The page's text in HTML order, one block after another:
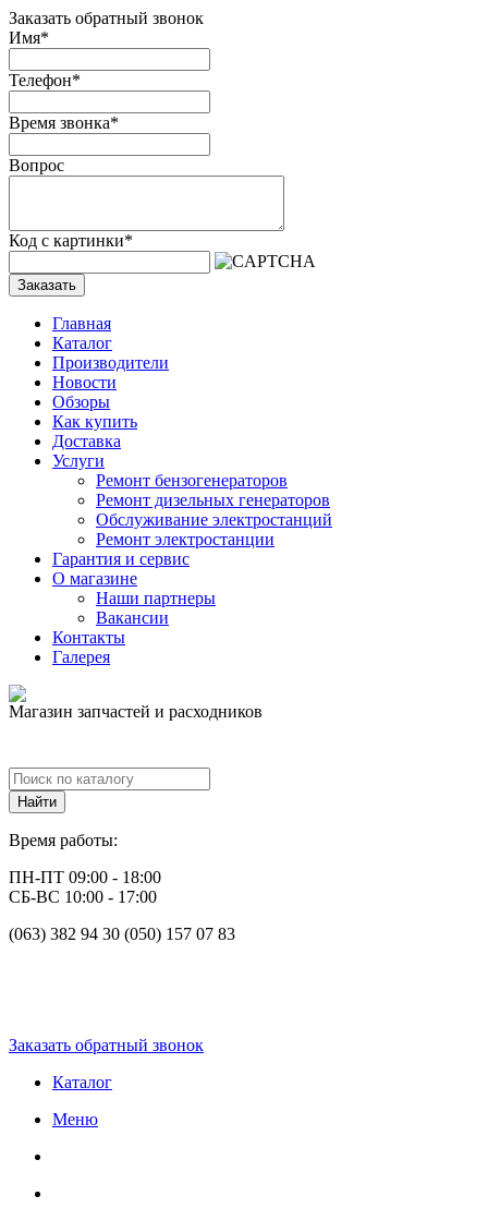
Заказать обратный звонок
Имя*
Телефон*
Время звонка*
Вопрос
Код с картинки*
Заказать
Главная
Каталог
Производители
Новости
Обзоры
Как купить
Доставка
Услуги
Ремонт бензогенераторов
Ремонт дизельных генераторов
Обслуживание электростанций
Ремонт электростанции
Гарантия и сервис
О магазине
Наши партнеры
Вакансии
Контакты
Галерея
Магазин запчастей и расходников
Время работы:
ПН-ПТ 09:00 - 18:00
СБ-ВС 10:00 - 17:00
(063) 382 94 30 (050) 157 07 83
Заказать обратный звонок
Каталог
Меню